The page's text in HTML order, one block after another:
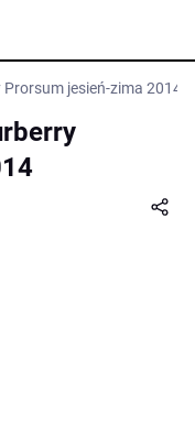
jesień-zima 2014